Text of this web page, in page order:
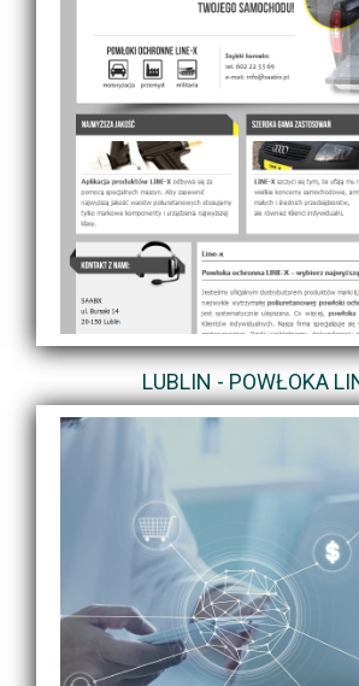
LUBLIN - POWŁOKA